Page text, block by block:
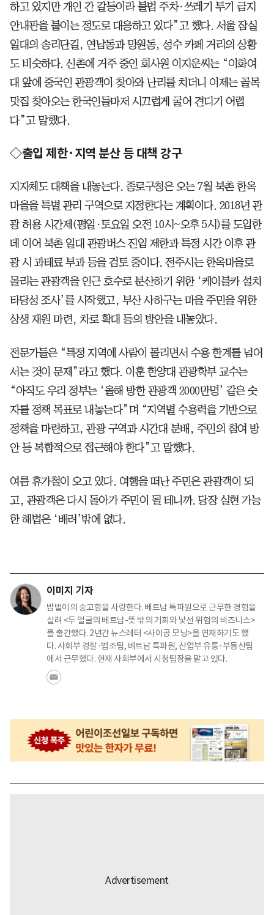
하고 있지만 개인 간 갈등이라 불법 주차·쓰레기 투기 금지
안내판을 붙이는 정도로 대응하고 있다”고 했다. 서울 잠실
일대의 송리단길, 연남동과 망원동, 성수 카페 거리의 상황
도 비슷하다. 신촌에 거주 중인 회사원 이지운씨는 “이화여
대 앞에 중국인 관광객이 찾아와 난리를 치더니 이제는 골목
맛집 찾아오는 한국인들마저 시끄럽게 굴어 견디기 어렵
다”고 말했다.
◇출입 제한·지역 분산 등 대책 강구
지자체도 대책을 내놓는다. 종로구청은 오는 7월 북촌 한옥
마을을 특별 관리 구역으로 지정한다는 계획이다. 2018년 관
광 허용 시간제(평일·토요일 오전 10시~오후 5시)를 도입한
데 이어 북촌 일대 관광버스 진입 제한과 특정 시간 이후 관
광 시 과태료 부과 등을 검토 중이다. 전주시는 한옥마을로
몰리는 관광객을 인근 호수로 분산하기 위한 ‘케이블카 설치
타당성 조사’를 시작했고, 부산 사하구는 마을 주민을 위한
상생 재원 마련, 차로 확대 등의 방안을 내놓았다.
전문가들은 “특정 지역에 사람이 몰리면서 수용 한계를 넘어
서는 것이 문제”라고 했다. 이훈 한양대 관광학부 교수는
“아직도 우리 정부는 ‘올해 방한 관광객 2000만명’ 같은 숫
자를 정책 목표로 내놓는다”며 “지역별 수용력을 기반으로
정책을 마련하고, 관광 구역과 시간대 분배, 주민의 참여 방
안 등 복합적으로 접근해야 한다”고 말했다.
여름 휴가철이 오고 있다. 여행을 떠난 주민은 관광객이 되
고, 관광객은 다시 돌아가 주민이 될 테니까. 당장 실현 가능
한 해법은 ‘배려’밖에 없다.
이미지 기자
밥벌이의 숭고함을 사랑한다. 베트남 특파원으로 근무한 경험을
살려 <두 얼굴의 베트남-뜻 밖의 기회와 낯선 위험의 비즈니스>
를 출간했다. 2년간 뉴스레터 <사이공 모닝>을 연재하기도 했
다. 사회부 경찰·법조팀, 베트남 특파원, 산업부 유통·부동산팀
에서 근무했다. 현재 사회부에서 시청팀장을 맡고 있다.